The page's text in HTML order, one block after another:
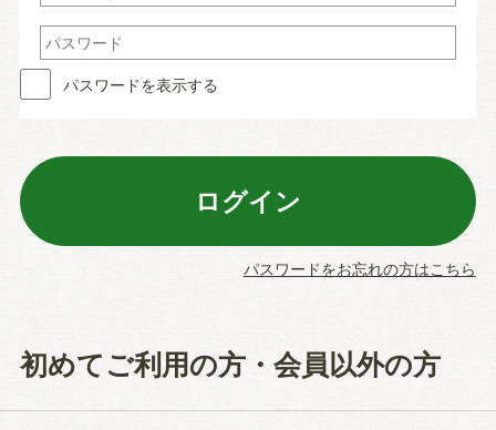
パスワードを表示する
パスワードをお忘れの方はこちら
初めてご利用の方・会員以外の方